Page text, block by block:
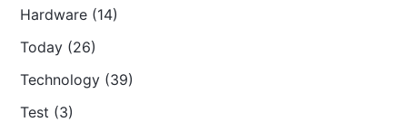
Hardware (14)
Today (26)
Technology (39)
Test (3)